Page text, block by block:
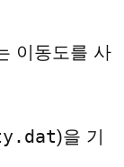
이동도를 사
)을 기